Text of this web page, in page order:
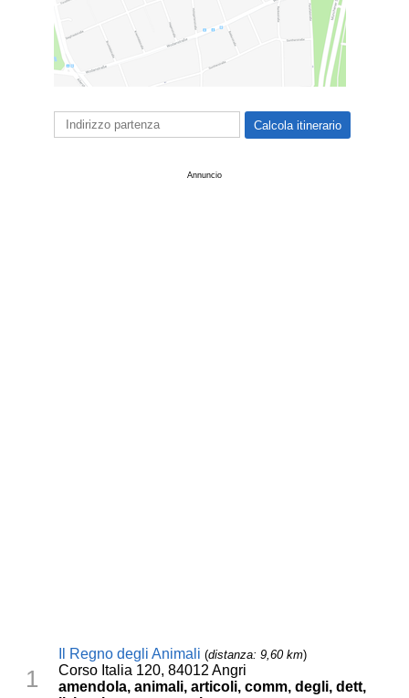
Annuncio
1
Il Regno degli Animali (distanza: 9,60 km)
Corso Italia 120, 84012 Angri
amendola, animali, articoli, comm, degli, dett,